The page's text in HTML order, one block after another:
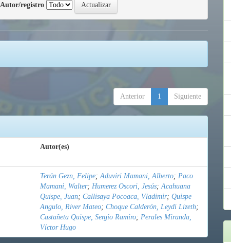
Autor/registro
Anterior 1 Siguiente
Autor(es)
Terán Gezn, Felipe;Aduviri Mamani, Alberto; Paco
Mamani, Walter; Humerez Oscori, Jesús;Acahuana
Quispe, Juan; Callisaya Pocoaca, Vladimir; Quispe
Angulo, River Mateo; Choque Calderón, Leydi Lizeth;
Castañeta Quispe, Sergio Ramiro; Perales Miranda,
Víctor Hugo